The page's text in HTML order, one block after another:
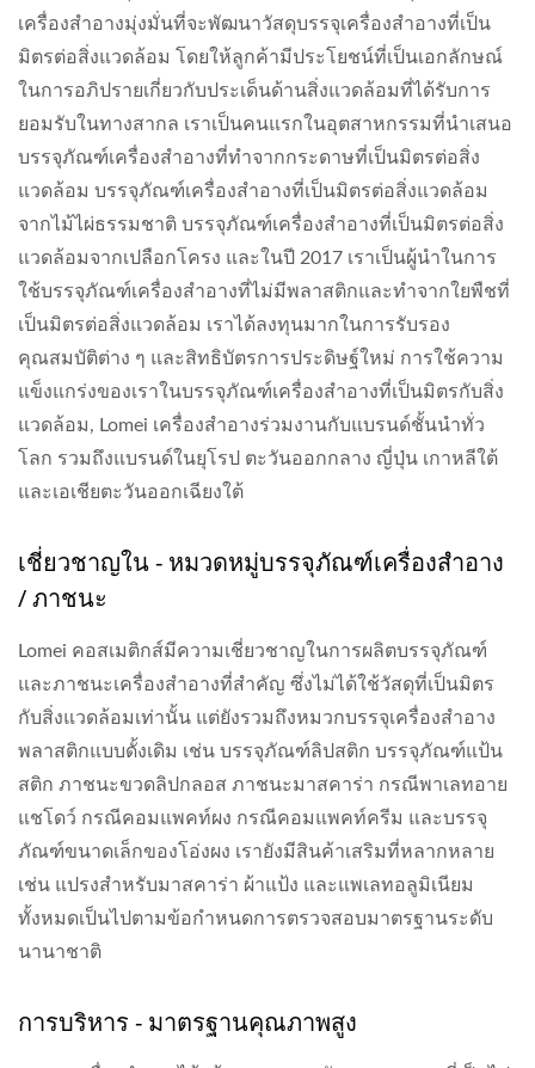
เครื่องสำอางมุ่งมั่นที่จะพัฒนาวัสดุบรรจุเครื่องสำอางที่เป็น
มิตรต่อสิ่งแวดล้อม โดยให้ลูกค้ามีประโยชน์ที่เป็นเอกลักษณ์
ในการอภิปรายเกี่ยวกับประเด็นด้านสิ่งแวดล้อมที่ได้รับการ
ยอมรับในทางสากล เราเป็นคนแรกในอุตสาหกรรมที่นำเสนอ
บรรจุภัณฑ์เครื่องสำอางที่ทำจากกระดาษที่เป็นมิตรต่อสิ่ง
แวดล้อม บรรจุภัณฑ์เครื่องสำอางที่เป็นมิตรต่อสิ่งแวดล้อม
จากไม้ไผ่ธรรมชาติ บรรจุภัณฑ์เครื่องสำอางที่เป็นมิตรต่อสิ่ง
แวดล้อมจากเปลือกโครง และในปี 2017 เราเป็นผู้นำในการ
ใช้บรรจุภัณฑ์เครื่องสำอางที่ไม่มีพลาสติกและทำจากใยพืชที่
เป็นมิตรต่อสิ่งแวดล้อม เราได้ลงทุนมากในการรับรอง
คุณสมบัติต่าง ๆ และสิทธิบัตรการประดิษฐ์ใหม่ การใช้ความ
แข็งแกร่งของเราในบรรจุภัณฑ์เครื่องสำอางที่เป็นมิตรกับสิ่ง
แวดล้อม, Lomei เครื่องสำอางร่วมงานกับแบรนด์ชั้นนำทั่ว
โลก รวมถึงแบรนด์ในยุโรป ตะวันออกกลาง ญี่ปุ่น เกาหลีใต้
และเอเชียตะวันออกเฉียงใต้
เชี่ยวชาญใน - หมวดหมู่บรรจุภัณฑ์เครื่องสำอาง
/ ภาชนะ
Lomei คอสเมติกส์มีความเชี่ยวชาญในการผลิตบรรจุภัณฑ์
และภาชนะเครื่องสำอางที่สำคัญ ซึ่งไม่ได้ใช้วัสดุที่เป็นมิตร
กับสิ่งแวดล้อมเท่านั้น แต่ยังรวมถึงหมวกบรรจุเครื่องสำอาง
พลาสติกแบบดั้งเดิม เช่น บรรจุภัณฑ์ลิปสติก บรรจุภัณฑ์แป้น
สติก ภาชนะขวดลิปกลอส ภาชนะมาสคาร่า กรณีพาเลทอาย
แชโดว์ กรณีคอมแพคท์ผง กรณีคอมแพคท์ครีม และบรรจุ
ภัณฑ์ขนาดเล็กของโอ่งผง เรายังมีสินค้าเสริมที่หลากหลาย
เช่น แปรงสำหรับมาสคาร่า ผ้าแป้ง และแพเลทอลูมิเนียม
ทั้งหมดเป็นไปตามข้อกำหนดการตรวจสอบมาตรฐานระดับ
นานาชาติ
การบริหาร - มาตรฐานคุณภาพสูง